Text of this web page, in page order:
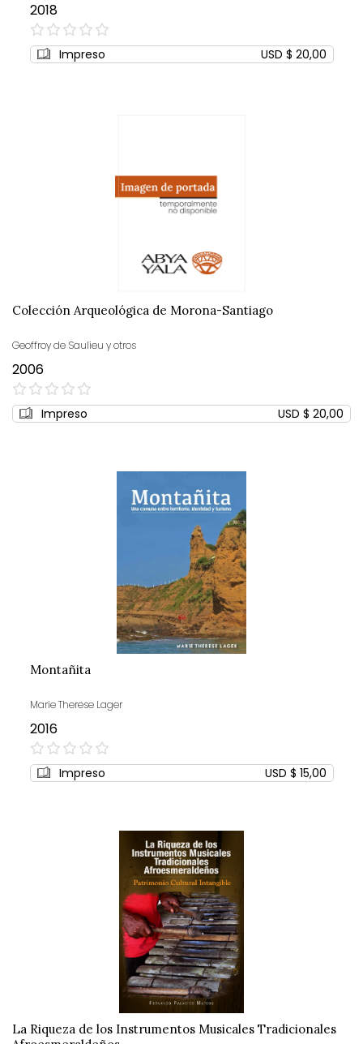
2018
0%
Impreso USD $ 20,00
Colección Arqueológica de Morona-Santiago
Geoffroy de Saulieu y otros
2006
0%
Impreso USD $ 20,00
Montañita
Marie Therese Lager
2016
0%
Impreso USD $ 15,00
La Riqueza de los Instrumentos Musicales Tradicionales